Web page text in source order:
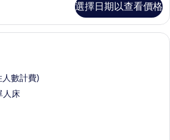
選擇日期以查看價格
標準雙床房, 多張床 | 高級寢具、舒適
人數計費)
人床